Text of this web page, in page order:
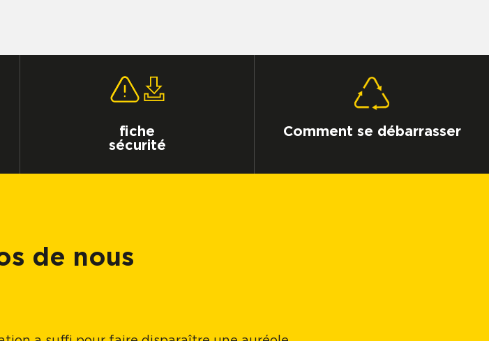
fiche
sécurité
Comment se débarrasser
de nous